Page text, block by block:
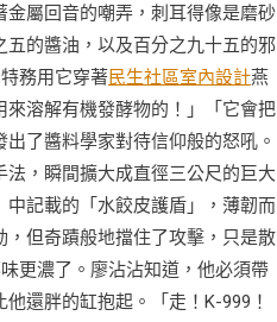
金屬回音的嘲弄，刺耳得像是磨砂
的醬油，以及百分之九十五的邪
務用它穿著民生社區室內設計燕
溶解有機發酵物的！」「它會把
了醬料學家對待信仰般的怒吼。
，瞬間擴大成直徑三公尺的巨大
記載的「水餃皮護盾」，薄韌而
但奇蹟般地擋住了攻擊，只是散
更濃了。廖沾沾知道，他必須帶
還胖的缸抱起。「走！K-999！